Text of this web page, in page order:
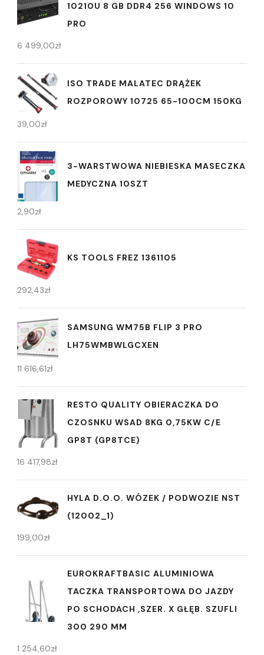
10210U 8 GB DDR4 256 WINDOWS 10
PRO
6 499,00zł
ISO TRADE MALATEC DRĄŻEK
ROZPOROWY 10725 65-100CM 150KG
39,00zł
3-WARSTWOWA NIEBIESKA MASECZKA
MEDYCZNA 10SZT
2,90zł
KS TOOLS FREZ 1361105
292,43zł
SAMSUNG WM75B FLIP 3 PRO
LH75WMBWLGCXEN
11 616,61zł
RESTO QUALITY OBIERACZKA DO
CZOSNKU WSAD 8KG 0,75KW C/E
GP8T (GP8TCE)
16 417,98zł
HYLA D.O.O. WÓZEK / PODWOZIE NST
(12002_1)
199,00zł
EUROKRAFTBASIC ALUMINIOWA
TACZKA TRANSPORTOWA DO JAZDY
PO SCHODACH ,SZER. X GŁĘB. SZUFLI
300 290 MM
1 254,60zł